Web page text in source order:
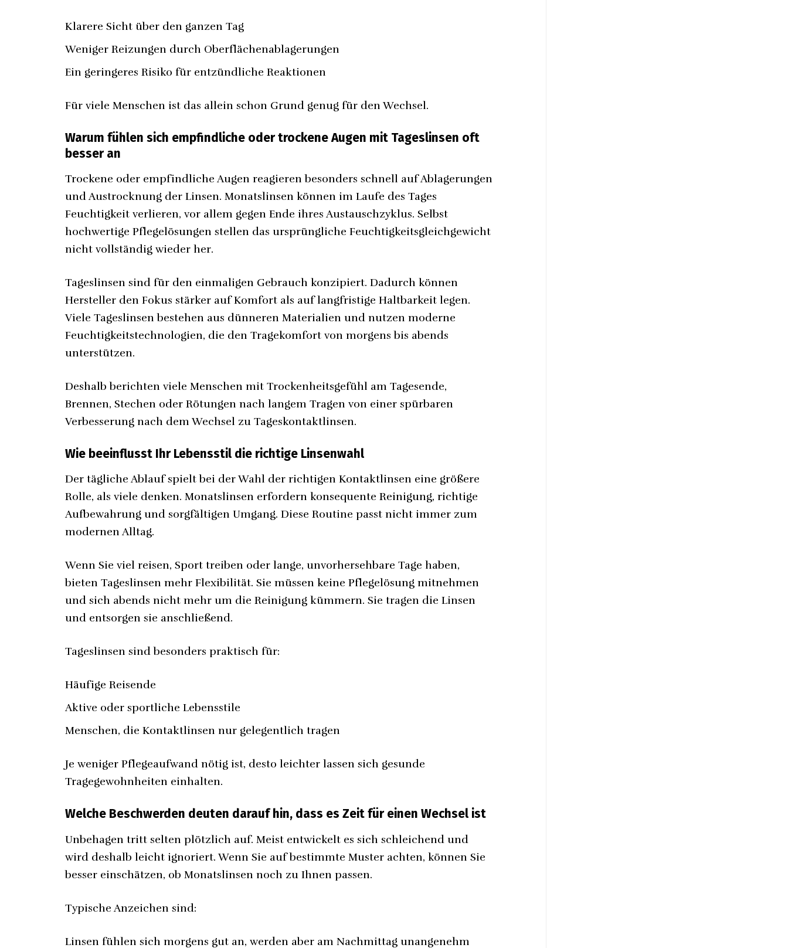
Klarere Sicht über den ganzen Tag
Weniger Reizungen durch Oberflächenablagerungen
Ein geringeres Risiko für entzündliche Reaktionen
Für viele Menschen ist das allein schon Grund genug für den Wechsel.
Warum fühlen sich empfindliche oder trockene Augen mit Tageslinsen oft
besser an
Trockene oder empfindliche Augen reagieren besonders schnell auf Ablagerungen
und Austrocknung der Linsen. Monatslinsen können im Laufe des Tages
Feuchtigkeit verlieren, vor allem gegen Ende ihres Austauschzyklus. Selbst
hochwertige Pflegelösungen stellen das ursprüngliche Feuchtigkeitsgleichgewicht
nicht vollständig wieder her.
Tageslinsen sind für den einmaligen Gebrauch konzipiert. Dadurch können
Hersteller den Fokus stärker auf Komfort als auf langfristige Haltbarkeit legen.
Viele Tageslinsen bestehen aus dünneren Materialien und nutzen moderne
Feuchtigkeitstechnologien, die den Tragekomfort von morgens bis abends
unterstützen.
Deshalb berichten viele Menschen mit Trockenheitsgefühl am Tagesende,
Brennen, Stechen oder Rötungen nach langem Tragen von einer spürbaren
Verbesserung nach dem Wechsel zu Tageskontaktlinsen.
Wie beeinflusst Ihr Lebensstil die richtige Linsenwahl
Der tägliche Ablauf spielt bei der Wahl der richtigen Kontaktlinsen eine größere
Rolle, als viele denken. Monatslinsen erfordern konsequente Reinigung, richtige
Aufbewahrung und sorgfältigen Umgang. Diese Routine passt nicht immer zum
modernen Alltag.
Wenn Sie viel reisen, Sport treiben oder lange, unvorhersehbare Tage haben,
bieten Tageslinsen mehr Flexibilität. Sie müssen keine Pflegelösung mitnehmen
und sich abends nicht mehr um die Reinigung kümmern. Sie tragen die Linsen
und entsorgen sie anschließend.
Tageslinsen sind besonders praktisch für:
Häufige Reisende
Aktive oder sportliche Lebensstile
Menschen, die Kontaktlinsen nur gelegentlich tragen
Je weniger Pflegeaufwand nötig ist, desto leichter lassen sich gesunde
Tragegewohnheiten einhalten.
Welche Beschwerden deuten darauf hin, dass es Zeit für einen Wechsel ist
Unbehagen tritt selten plötzlich auf. Meist entwickelt es sich schleichend und
wird deshalb leicht ignoriert. Wenn Sie auf bestimmte Muster achten, können Sie
besser einschätzen, ob Monatslinsen noch zu Ihnen passen.
Typische Anzeichen sind:
Linsen fühlen sich morgens gut an, werden aber am Nachmittag unangenehm